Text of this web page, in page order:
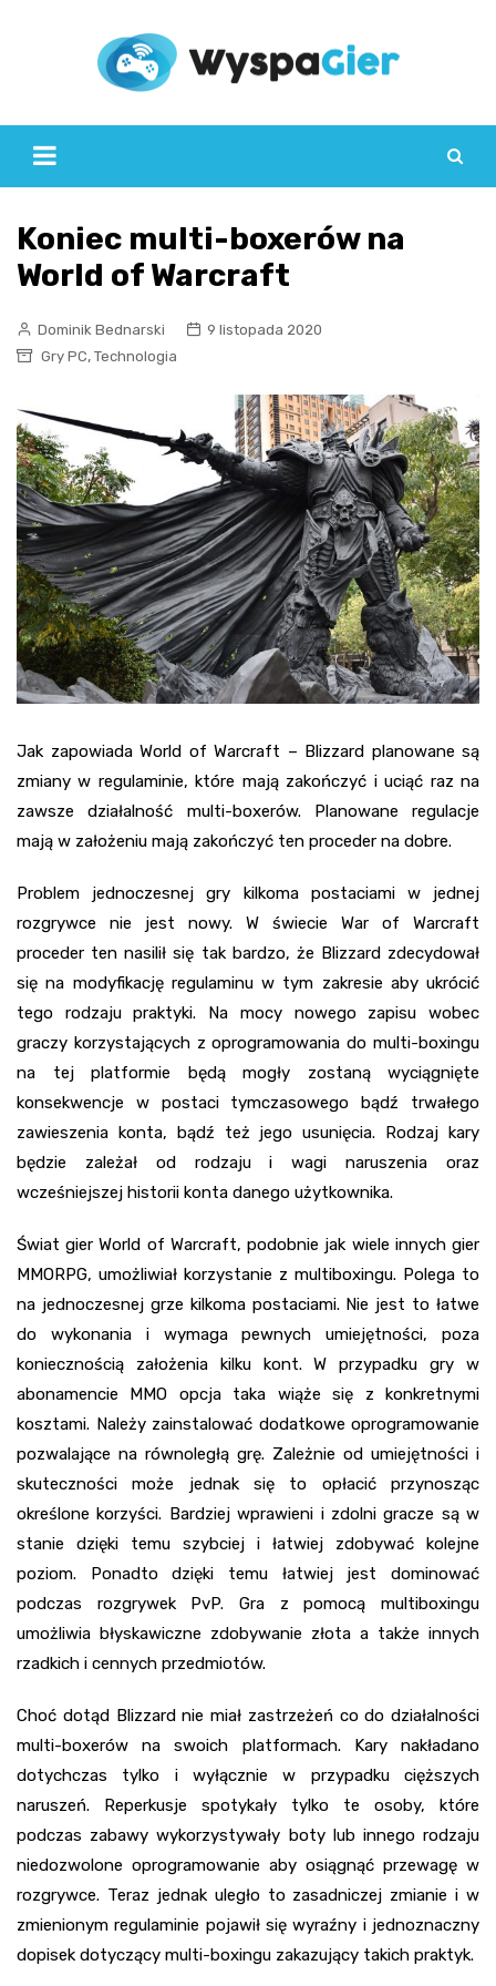
Koniec multi-boxerów na
World of Warcraft
Dominik Bednarski
9 listopada 2020
Gry PC, Technologia
Jak zapowiada World of Warcraft – Blizzard planowane są
zmiany w regulaminie, które mają zakończyć i uciąć raz na
zawsze działalność multi-boxerów. Planowane regulacje
mają w założeniu mają zakończyć ten proceder na dobre.
Problem jednoczesnej gry kilkoma postaciami w jednej
rozgrywce nie jest nowy. W świecie War of Warcraft
proceder ten nasilił się tak bardzo, że Blizzard zdecydował
się na modyfikację regulaminu w tym zakresie aby ukrócić
tego rodzaju praktyki. Na mocy nowego zapisu wobec
graczy korzystających z oprogramowania do multi-boxingu
na tej platformie będą mogły zostaną wyciągnięte
konsekwencje w postaci tymczasowego bądź trwałego
zawieszenia konta, bądź też jego usunięcia. Rodzaj kary
będzie zależał od rodzaju i wagi naruszenia oraz
wcześniejszej historii konta danego użytkownika.
Świat gier World of Warcraft, podobnie jak wiele innych gier
MMORPG, umożliwiał korzystanie z multiboxingu. Polega to
na jednoczesnej grze kilkoma postaciami. Nie jest to łatwe
do wykonania i wymaga pewnych umiejętności, poza
koniecznością założenia kilku kont. W przypadku gry w
abonamencie MMO opcja taka wiąże się z konkretnymi
kosztami. Należy zainstalować dodatkowe oprogramowanie
pozwalające na równoległą grę. Zależnie od umiejętności i
skuteczności może jednak się to opłacić przynosząc
określone korzyści. Bardziej wprawieni i zdolni gracze są w
stanie dzięki temu szybciej i łatwiej zdobywać kolejne
poziom. Ponadto dzięki temu łatwiej jest dominować
podczas rozgrywek PvP. Gra z pomocą multiboxingu
umożliwia błyskawiczne zdobywanie złota a także innych
rzadkich i cennych przedmiotów.
Choć dotąd Blizzard nie miał zastrzeżeń co do działalności
multi-boxerów na swoich platformach. Kary nakładano
dotychczas tylko i wyłącznie w przypadku cięższych
naruszeń. Reperkusje spotykały tylko te osoby, które
podczas zabawy wykorzystywały boty lub innego rodzaju
niedozwolone oprogramowanie aby osiągnąć przewagę w
rozgrywce. Teraz jednak uległo to zasadniczej zmianie i w
zmienionym regulaminie pojawił się wyraźny i jednoznaczny
dopisek dotyczący multi-boxingu zakazujący takich praktyk.